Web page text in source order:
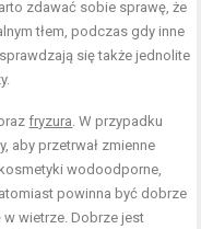
zdawać sobie sprawę, że
tłem, podczas gdy inne
się także jednolite
fryzura . W przypadku
aby przetrwał zmienne
wodoodporne,
powinna być dobrze
wietrze. Dobrze jest